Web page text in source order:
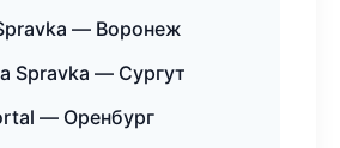
— Воронеж
Spravka — Сургут
— Оренбург